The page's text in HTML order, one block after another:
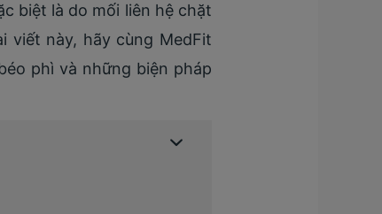
biệt là do mối liên hệ chặt
viết này, hãy cùng MedFit
phì và những biện pháp